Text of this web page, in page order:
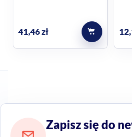
41,46zł
Zapisz się do